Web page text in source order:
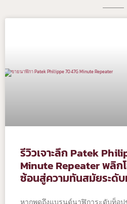
รีวิวเจาะลึก Patek
Minute Repeater พลิก
ซ้อนสู่ความทันสมัยระดั